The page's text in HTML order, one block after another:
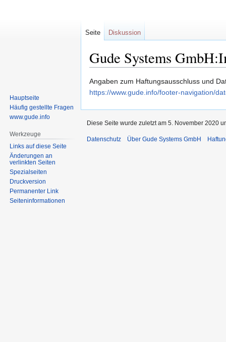
Gude Systems
Zur
Navigation
Zur
Suche
Angaben zum Haftungsausschluss und
https://www.gude.info/footer-navigation/
Seite Diskussion
Hauptseite
Häufig gestellte Fragen
www.gude.info
Werkzeuge
Links auf diese Seite
Änderungen an
verlinkten Seiten
Spezialseiten
Druckversion
Permanenter Link
Seiten­informationen
Diese Seite wurde zuletzt am 5. November 2020
Datenschutz Über Gude Systems GmbH